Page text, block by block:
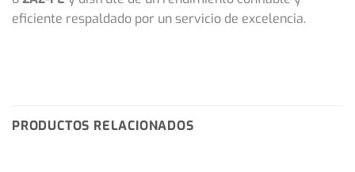
eficiente respaldado por un servicio de excelencia.
PRODUCTOS RELACIONADOS